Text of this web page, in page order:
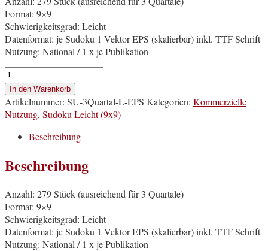
Format: 9×9
Schwierigkeitsgrad: Leicht
Datenformat: je Sudoku 1 Vektor EPS (skalierbar) inkl. TTF Schrift
Nutzung: National / 1 x je Publikation
3
Quartale
Sudoku
9x9
Leicht
(EPS)
In den Warenkorb
Artikelnummer: SU-3Quartal-L-EPS Kategorien: Kommerzielle
Nutzung, Sudoku Leicht (9x9)
Beschreibung
Beschreibung
Anzahl: 279 Stück (ausreichend für 3 Quartale)
Format: 9×9
Schwierigkeitsgrad: Leicht
Datenformat: je Sudoku 1 Vektor EPS (skalierbar) inkl. TTF Schrift
Nutzung: National / 1 x je Publikation